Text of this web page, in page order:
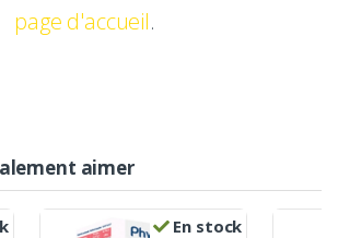
page d'accueil.
aimer
En stock